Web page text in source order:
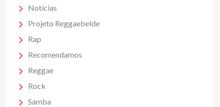
Notícias
Projeto Reggaebelde
Rap
Recomendamos
Reggae
Rock
Samba